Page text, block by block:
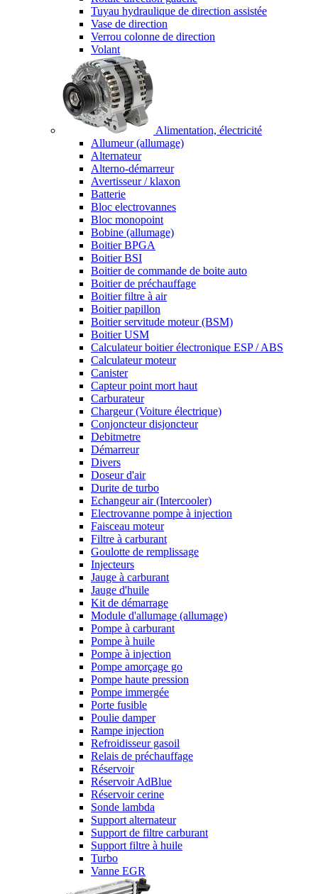
Tuyau hydraulique de direction assistée
Vase de direction
Verrou colonne de direction
Volant
Alimentation, électricité
Allumeur (allumage)
Alternateur
Alterno-démarreur
Avertisseur / klaxon
Batterie
Bloc electrovannes
Bloc monopoint
Bobine (allumage)
Boitier BPGA
Boitier BSI
Boitier de commande de boite auto
Boitier de préchauffage
Boitier filtre à air
Boitier papillon
Boitier servitude moteur (BSM)
Boitier USM
Calculateur boitier électronique ESP / ABS
Calculateur moteur
Canister
Capteur point mort haut
Carburateur
Chargeur (Voiture électrique)
Conjoncteur disjoncteur
Debitmetre
Démarreur
Divers
Doseur d'air
Durite de turbo
Echangeur air (Intercooler)
Electrovanne pompe à injection
Faisceau moteur
Filtre à carburant
Goulotte de remplissage
Injecteurs
Jauge à carburant
Jauge d'huile
Kit de démarrage
Module d'allumage (allumage)
Pompe à carburant
Pompe à huile
Pompe à injection
Pompe amorçage go
Pompe haute pression
Pompe immergée
Porte fusible
Poulie damper
Rampe injection
Refroidisseur gasoil
Relais de préchauffage
Réservoir
Réservoir AdBlue
Réservoir cerine
Sonde lambda
Support alternateur
Support de filtre carburant
Support filtre à huile
Turbo
Vanne EGR